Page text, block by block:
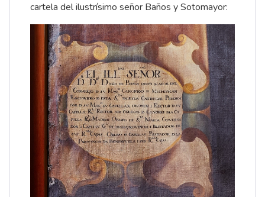
cartela del ilustrísimo señor Baños y Sotomayor: